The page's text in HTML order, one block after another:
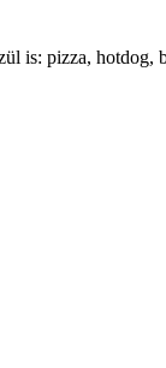
is: pizza, hotdog,